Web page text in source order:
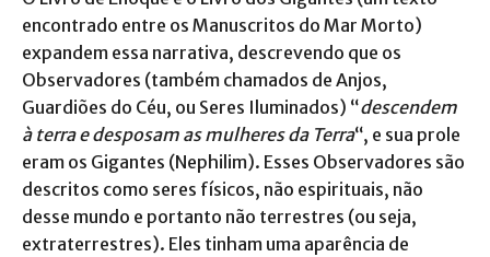
encontrado entre os Manuscritos do Mar Morto)
expandem essa narrativa, descrevendo que os
Observadores (também chamados de Anjos,
Guardiões do Céu, ou Seres Iluminados) “descendem
à terra e desposam as mulheres da Terra“, e sua prole
eram os Gigantes (Nephilim). Esses Observadores são
descritos como seres físicos, não espirituais, não
desse mundo e portanto não terrestres (ou seja,
extraterrestres). Eles tinham uma aparência de